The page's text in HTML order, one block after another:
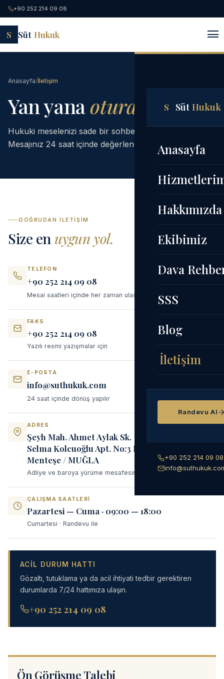
+90 252 214 09 08
S Süt Hukuk
S Süt Hukuk
Anasayfa
Hakkımızda
Ekibimiz
Dava
SSS
Blog
İletişim
Randevu Al
+90 252 214 09 08
Anasayfa/İletişim
Yan yanaoturalım.
Hukuki meselenizi sade bir sohbet ile başlatın.
Mesajınız 24 saat içinde değerlendirilir.
DOĞRUDAN İLETIŞIM
Size en uygun yol.
TELEFON
+90 252 214 09 08
Mesai saatleri içinde her zaman ulaşılabilir
FAKS
+90 252 214 09 08
Yazılı resmi yazışmalar için
E-POSTA
info@suthukuk.com
24 saat içinde dönüş yapılır
ADRES
Şeyh Mah. Ahmet Aylak Sk.
Selma Kolcuoğlu Apt. No:3 D:9
Menteşe / MUĞLA
Adliye ve baroya yürüme mesafesinde
ÇALIŞMA SAATLERI
Pazartesi — Cuma · 09:00 — 18:00
Cumartesi · Randevu ile
ACIL DURUM HATTI
Gözaltı, tutuklama ya da acil ihtiyati tedbir gerektiren
durumlarda 7/24 hattımıza ulaşın.
+90 252 214 09 08
Ön Görüşme Talebi